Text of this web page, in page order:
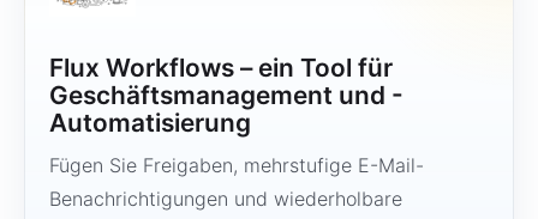
Flux Workflows – ein Tool für
Geschäftsmanagement und -
Automatisierung
Fügen Sie Freigaben, mehrstufige E-Mail-
Benachrichtigungen und wiederholbare